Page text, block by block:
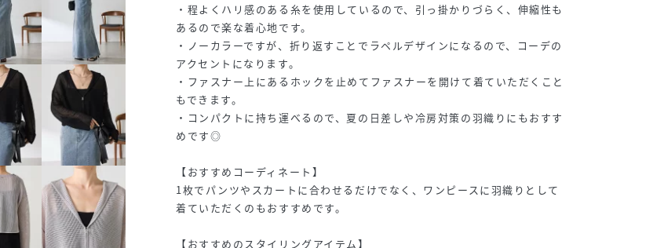
・程よくハリ感のある糸を使用しているので、引っ掛かりづらく、伸縮性も
あるので楽な着心地です。
・ノーカラーですが、折り返すことでラペルデザインになるので、コーデの
アクセントになります。
・ファスナー上にあるホックを止めてファスナーを開けて着ていただくこと
もできます。
・コンパクトに持ち運べるので、夏の日差しや冷房対策の羽織りにもおすす
めです◎
【おすすめコーディネート】
1枚でパンツやスカートに合わせるだけでなく、ワンピースに羽織りとして
着ていただくのもおすすめです。
【おすすめのスタイリングアイテム】